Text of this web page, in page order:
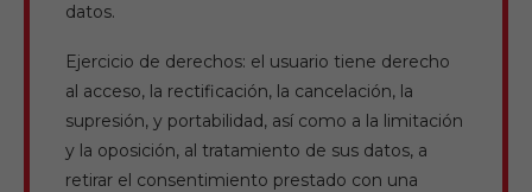
datos.
Ejercicio de derechos: el usuario tiene derecho
al acceso, la rectificación, la cancelación, la
supresión, y portabilidad, así como a la limitación
y la oposición, al tratamiento de sus datos, a
retirar el consentimiento prestado con una